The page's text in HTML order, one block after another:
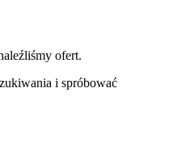
ofert.
i spróbować